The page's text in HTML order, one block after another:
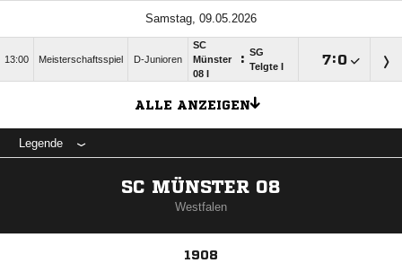
Samstag, 09.05.2026
13:00 Meisterschaftsspiel D-Junioren
SC
Münster
08 I
: SG
Telgte I
:
ALLE ANZEIGEN
Legende
SC MÜNSTER 08
Westfalen
1908